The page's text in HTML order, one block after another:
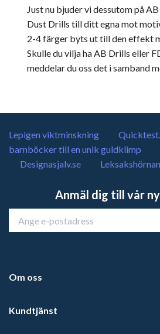
Just nu bjuder vi dessutom på
Dust Drills till ditt egna mot
2-4 färger byts ut till den effekt
Skulle du vilja ha AB Drills eller
meddelar du oss det i samband
Lepigen viktminskning
barnböcker till en unik guldklimp
Designasjalv.se
Leksakshörnan
Anmäl dig till vår
Om oss
Kundtjänst